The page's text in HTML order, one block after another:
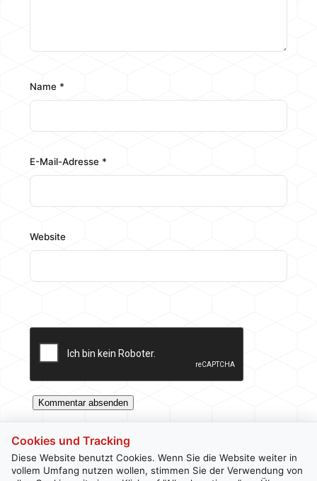
Name *
E-Mail-Adresse *
Website
Cookies und Tracking
Diese Website benutzt Cookies. Wenn Sie die Website weiter in
vollem Umfang nutzen wollen, stimmen Sie der Verwendung von